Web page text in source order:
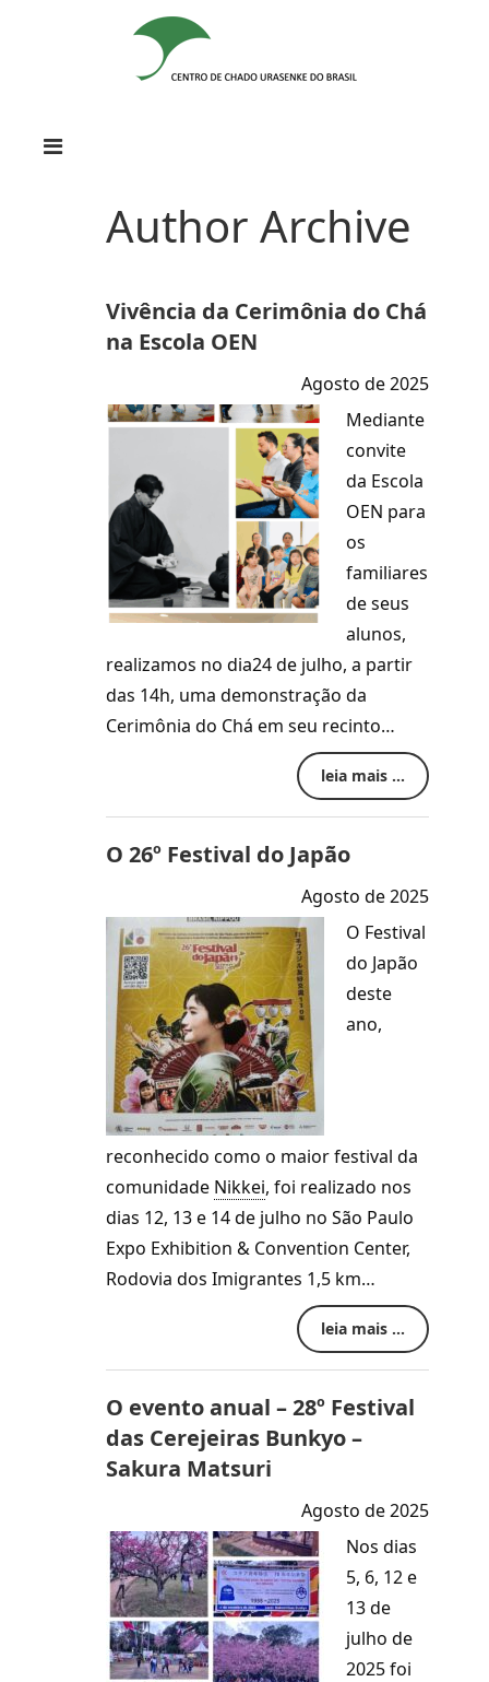
Author Archive
Vivência da Cerimônia do Chá
na Escola OEN
Agosto de 2025
Mediante
convite
da Escola
OEN para
os
familiares
de seus
alunos,
realizamos no dia24 de julho, a partir
das 14h, uma demonstração da
Cerimônia do Chá em seu recinto…
leia mais ...
O 26º Festival do Japão
Agosto de 2025
O Festival
do Japão
deste
ano,
reconhecido como o maior festival da
comunidade Nikkei, foi realizado nos
dias 12, 13 e 14 de julho no São Paulo
Expo Exhibition & Convention Center,
Rodovia dos Imigrantes 1,5 km…
leia mais ...
O evento anual – 28º Festival
das Cerejeiras Bunkyo –
Sakura Matsuri
Agosto de 2025
Nos dias
5, 6, 12 e
13 de
julho de
2025 foi